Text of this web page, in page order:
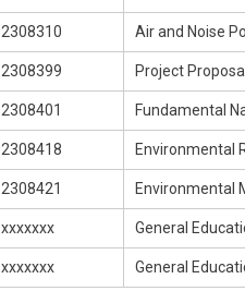
2308310 Air and Noise
2308399 Project Proposal
2308401 Fundamental
2308418 Environmental
2308421 Environmental
xxxxxxx General
xxxxxxx General